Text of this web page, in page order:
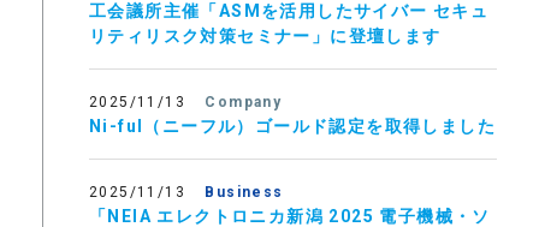
工会議所主催「ASMを活用したサイバー セキュ
リティリスク対策セミナー」に登壇します
2025/11/13 Company
Ni-ful（ニーフル）ゴールド認定を取得しました
2025/11/13 Business
「NEIA エレクトロニカ新潟 2025 電子機械・ソ